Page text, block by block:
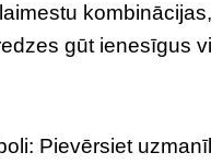
gūt ienesīgus
Pievērsiet